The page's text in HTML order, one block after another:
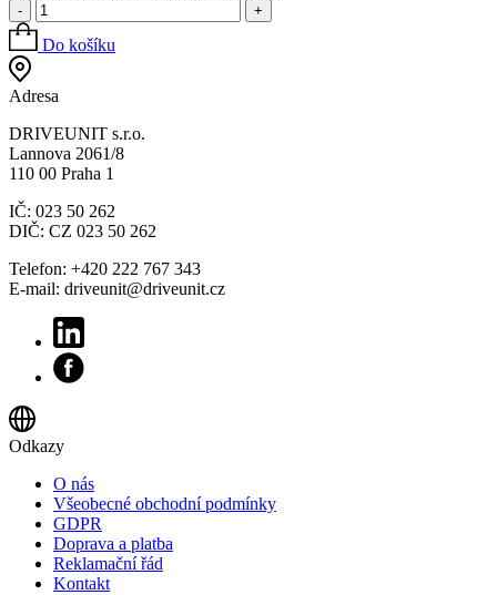
- +
Do košíku
Adresa
DRIVEUNIT s.r.o.
Lannova 2061/8
110 00 Praha 1
IČ: 023 50 262
DIČ: CZ 023 50 262
Telefon: +420 222 767 343
E-mail: driveunit@driveunit.cz
Odkazy
O nás
Všeobecné obchodní podmínky
GDPR
Doprava a platba
Reklamační řád
Kontakt